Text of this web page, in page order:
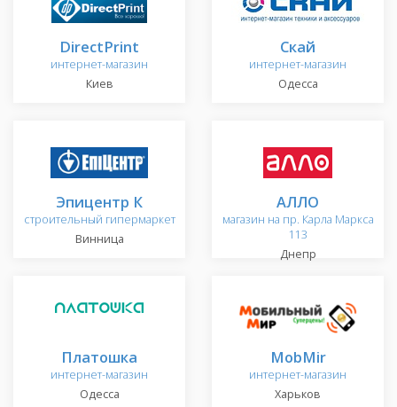
DirectPrint
интернет-магазин
Киев
Скай
интернет-магазин
Одесса
Эпицентр К
строительный гипермаркет
Винница
АЛЛО
магазин на пр. Карла Маркса
113
Днепр
Платошка
интернет-магазин
Одесса
MobMir
интернет-магазин
Харьков